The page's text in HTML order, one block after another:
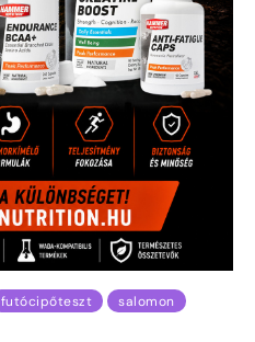
futócipőteszt
salomon